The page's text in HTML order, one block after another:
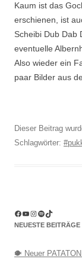
Kaum ist das
erschienen, ist
Scheibi Dub Dab
eventuelle
Also wieder ein
paar Bilder aus
Dieser Beitrag
Schlagwörter:
Facebook
YouTube
Instagram
Spotify
TikTok
NEUESTE BEITRÄGE
🐡 Neuer